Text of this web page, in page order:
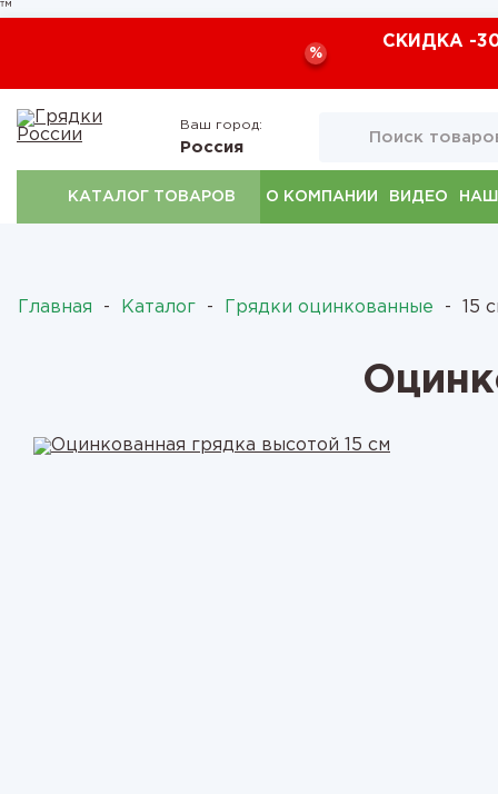
™
%
СКИДКА -
Ваш город:
Россия
КАТАЛОГ ТОВАРОВ О КОМПАНИИ ВИДЕО
Главная - Каталог - Грядки оцинкованные - 15